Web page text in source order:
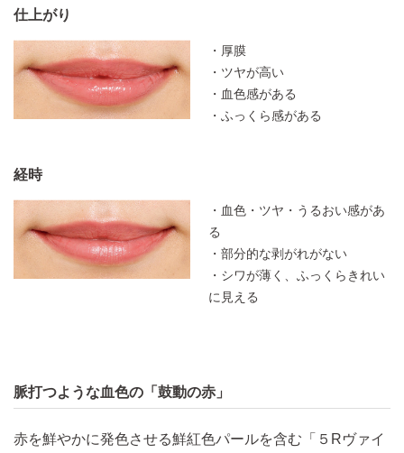
仕上がり
・厚膜
・ツヤが高い
・血色感がある
・ふっくら感がある
経時
・血色・ツヤ・うるおい感があ
る
・部分的な剥がれがない
・シワが薄く、ふっくらきれい
に見える
脈打つような血色の「鼓動の赤」
赤を鮮やかに発色させる鮮紅色パールを含む「５Rヴァイ